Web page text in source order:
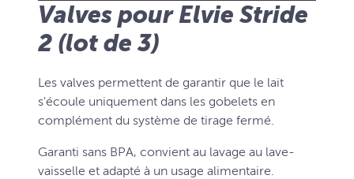
Valves pour Elvie Stride
2 (lot de 3)
Les valves permettent de garantir que le lait
s'écoule uniquement dans les gobelets en
complément du système de tirage fermé.
Garanti sans BPA, convient au lavage au lave-
vaisselle et adapté à un usage alimentaire.